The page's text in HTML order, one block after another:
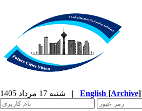
| English [Archive]